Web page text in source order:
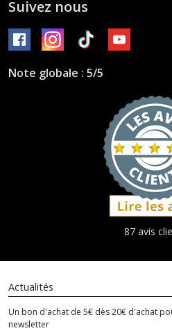
Suivez nous
Note globale : 5/5
87 avis
Actualités
Un bon d'achat de 5€ dès 20€ d'achat
newsletter